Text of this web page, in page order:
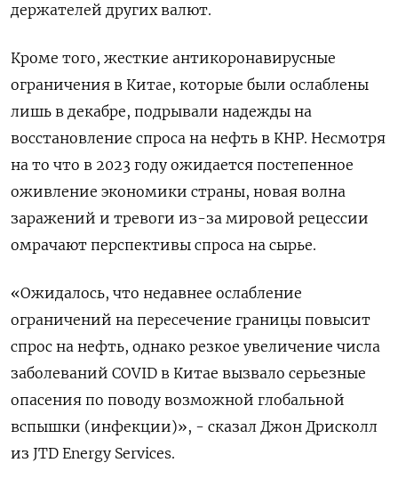
держателей других валют.
Кроме того, жесткие антикоронавирусные
ограничения в Китае, которые были ослаблены
лишь в декабре, подрывали надежды на
восстановление спроса на нефть в КНР. Несмотря
на то что в 2023 году ожидается постепенное
оживление экономики страны, новая волна
заражений и тревоги из-за мировой рецессии
омрачают перспективы спроса на сырье.
«Ожидалось, что недавнее ослабление
ограничений на пересечение границы повысит
спрос на нефть, однако резкое увеличение числа
заболеваний COVID в Китае вызвало серьезные
опасения по поводу возможной глобальной
вспышки (инфекции)», - сказал Джон Дрисколл
из JTD Energy Services.